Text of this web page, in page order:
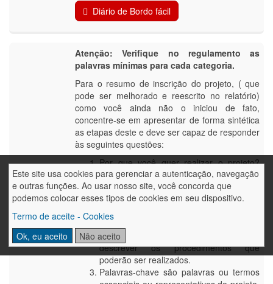
Este site usa cookies para gerenciar a autenticação, navegação
e outras funções. Ao usar nosso site, você concorda que
podemos colocar esses tipos de cookies em seu dispositivo.
Termo de aceite - Cookies
Ok, eu aceito
Não aceito
Diário de Bordo fácil
Atenção: Verifique no regulamento as
palavras mínimas para cada categoria.
Para o resumo de inscrição do projeto, ( que
pode ser melhorado e reescrito no relatório)
como você ainda não o iniciou de fato,
concentre-se em apresentar de forma sintética
as etapas deste e deve ser capaz de responder
às seguintes questões:
Por que você quer realizar o projeto?
(Objetivos ou Questões que poderão ser
identificadas)
O que você pode realizar no projeto?
(Procedimentos e Métodos adotados):
não detalhe os materiais que poderão
ser utilizados, concentre-se em
descrever os procedimentos que
poderão ser realizados.
Palavras-chave são palavras ou termos